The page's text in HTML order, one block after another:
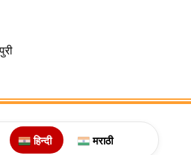
हिन्दी मराठी